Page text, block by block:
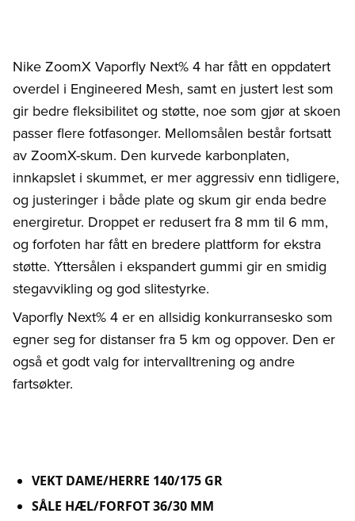
Nike ZoomX Vaporfly Next% 4 har fått en oppdatert
overdel i Engineered Mesh, samt en justert lest som
gir bedre fleksibilitet og støtte, noe som gjør at skoen
passer flere fotfasonger. Mellomsålen består fortsatt
av ZoomX-skum. Den kurvede karbonplaten,
innkapslet i skummet, er mer aggressiv enn tidligere,
og justeringer i både plate og skum gir enda bedre
energiretur. Droppet er redusert fra 8 mm til 6 mm,
og forfoten har fått en bredere plattform for ekstra
støtte. Yttersålen i ekspandert gummi gir en smidig
stegavvikling og god slitestyrke.
Vaporfly Next% 4 er en allsidig konkurransesko som
egner seg for distanser fra 5 km og oppover. Den er
også et godt valg for intervalltrening og andre
fartsøkter.
VEKT DAME/HERRE 140/175 GR
SÅLE HÆL/FORFOT 36/30 MM